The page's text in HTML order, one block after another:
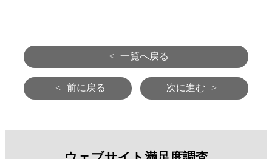
< 一覧へ戻る
< 前に戻る 次に進む >